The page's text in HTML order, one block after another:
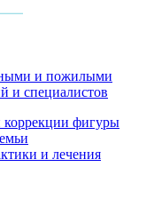
и пожилыми
и специалистов
коррекции фигуры
и лечения